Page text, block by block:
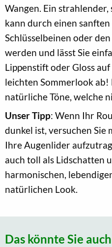
Wangen. Ein
kann durch einen
Schlüsselbeinen oder
werden und lässt Sie
Lippenstift oder Gloss
leichten Sommerlook ab!
natürliche Töne, welche
Unser Tipp: Wenn Ihr
dunkel ist, versuchen Sie
Ihre Augenlider
auch toll als Lidschatten
harmonischen,
natürlichen Look.
Das könnte Sie